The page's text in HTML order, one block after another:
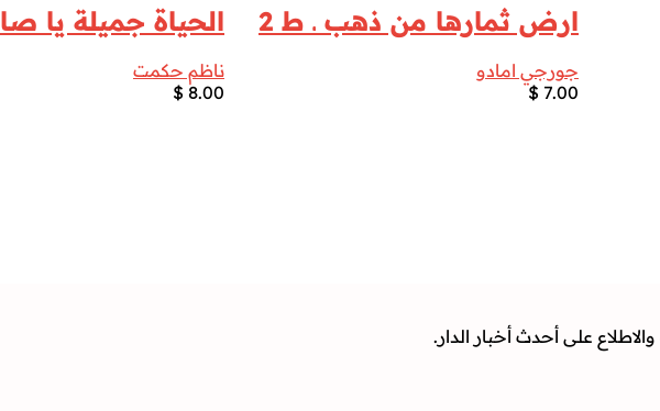
الحياة جميلة يا
ناظم حكمت
$ 8.00
ارض ثمارها من ذهب ـ ط 2
جورجي امادو
$ 7.00
على أحدث أخبار الدار.